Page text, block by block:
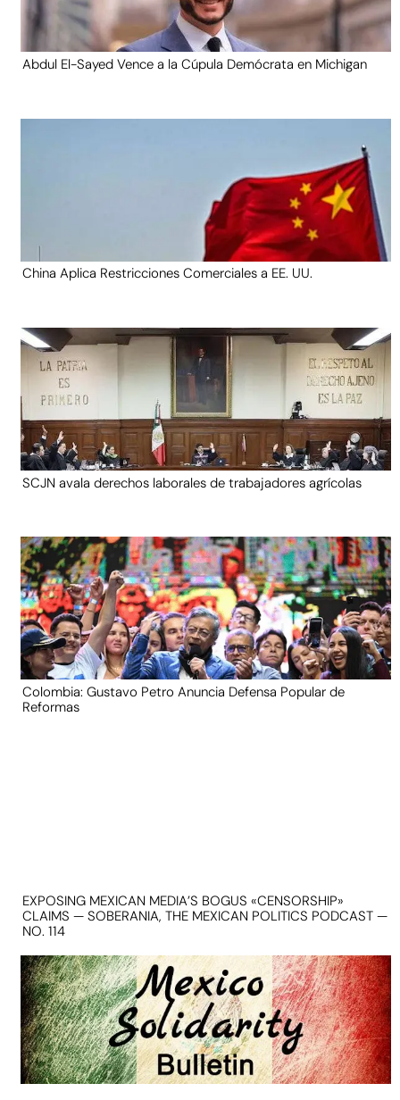
Abdul El-Sayed Vence a la Cúpula Demócrata en Michigan
China Aplica Restricciones Comerciales a EE. UU.
SCJN avala derechos laborales de trabajadores agrícolas
Colombia: Gustavo Petro Anuncia Defensa Popular de
Reformas
EXPOSING MEXICAN MEDIA’S BOGUS «CENSORSHIP»
CLAIMS — SOBERANIA, THE MEXICAN POLITICS PODCAST —
NO. 114